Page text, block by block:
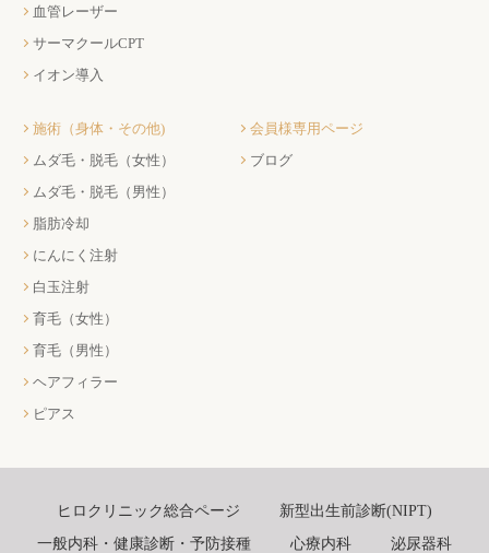
血管レーザー
サーマクールCPT
イオン導入
施術（身体・その他)
ムダ毛・脱毛（女性）
ムダ毛・脱毛（男性）
脂肪冷却
にんにく注射
白玉注射
育毛（女性）
育毛（男性）
ヘアフィラー
ピアス
会員様専用ページ
ブログ
ヒロクリニック総合ページ
新型出生前診断(NIPT)
一般内科・健康診断・予防接種
心療内科
泌尿器科